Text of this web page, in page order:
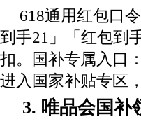
618通用红包口
到手21」「红包到
扣。国补专属入口
进入国家补贴专区
3. 唯品会国补